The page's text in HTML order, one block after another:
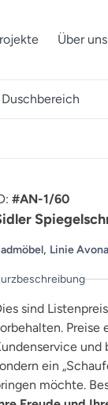
Über uns
Duschbereich
#AN-1/60
, Linie
sind
Preise
und
ein
möchte.